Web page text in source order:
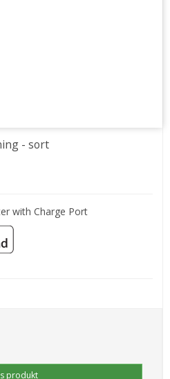
- sort
with Charge Port
produkt